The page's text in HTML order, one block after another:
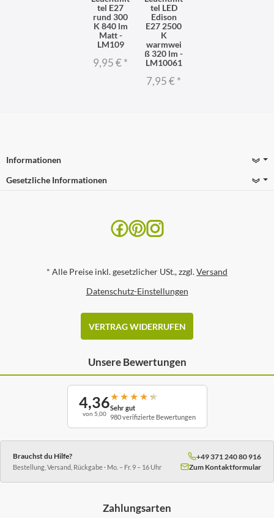
tel E27
rund 300
K 840 lm
Matt -
LM109
9,95 €*
tel LED
Edison
E27 2500
K
warmwei
ß 320 lm -
LM10061
7,95 €*
Informationen
Gesetzliche Informationen
* Alle Preise inkl. gesetzlicher USt., zzgl.Versand
Datenschutz-Einstellungen
VERTRAG WIDERRUFEN
Unsere Bewertungen
4,36
von 5,00
★ ★ ★ ★ ★
Sehr gut
980 verifizierte Bewertungen
Brauchst du Hilfe?
Bestellung, Versand, Rückgabe · Mo. – Fr. 9 – 16 Uhr
+49 371 240 80 916
Zum Kontaktformular
Zahlungsarten